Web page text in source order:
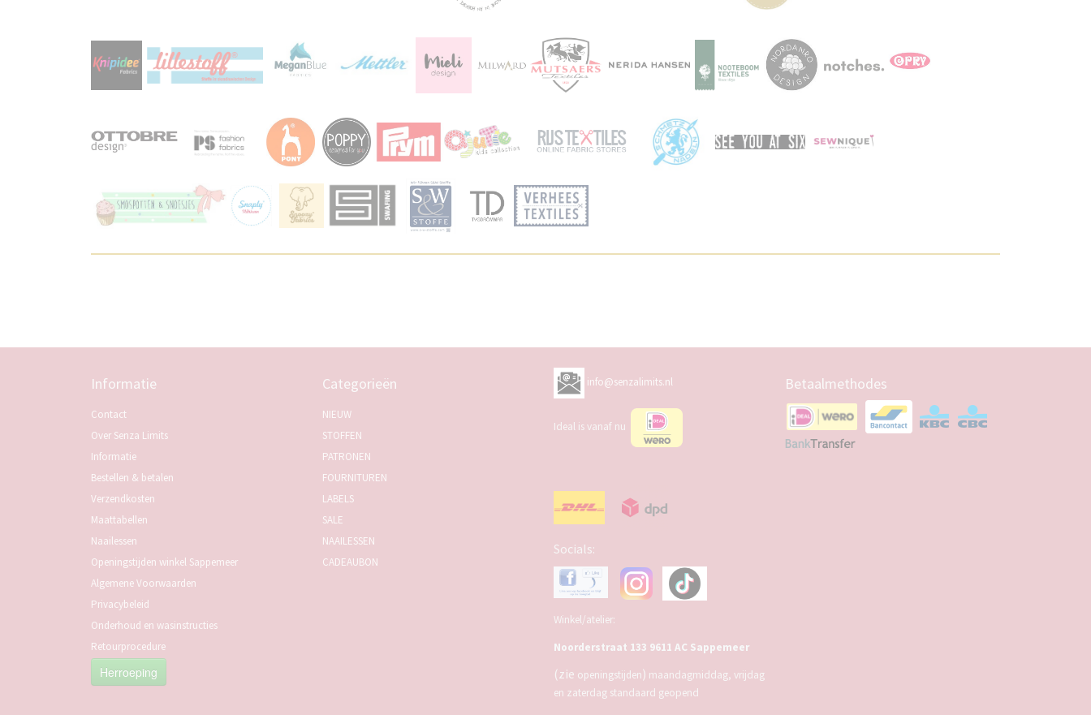
Informatie
Contact
Over Senza Limits
Informatie
Bestellen & betalen
Verzendkosten
Maattabellen
Naailessen
Openingstijden winkel Sappemeer
Algemene Voorwaarden
Privacybeleid
Onderhoud en wasinstructies
Retourprocedure
Herroeping
Categorieën
NIEUW
STOFFEN
PATRONEN
FOURNITUREN
LABELS
SALE
NAAILESSEN
CADEAUBON
info@senzalimits.nl
Ideal is vanaf nu
Socials:
Winkel/atelier:
Noorderstraat 133 9611 AC Sappemeer
(zie openingstijden) maandagmiddag, vrijdag
en zaterdag standaard geopend
Betaalmethodes